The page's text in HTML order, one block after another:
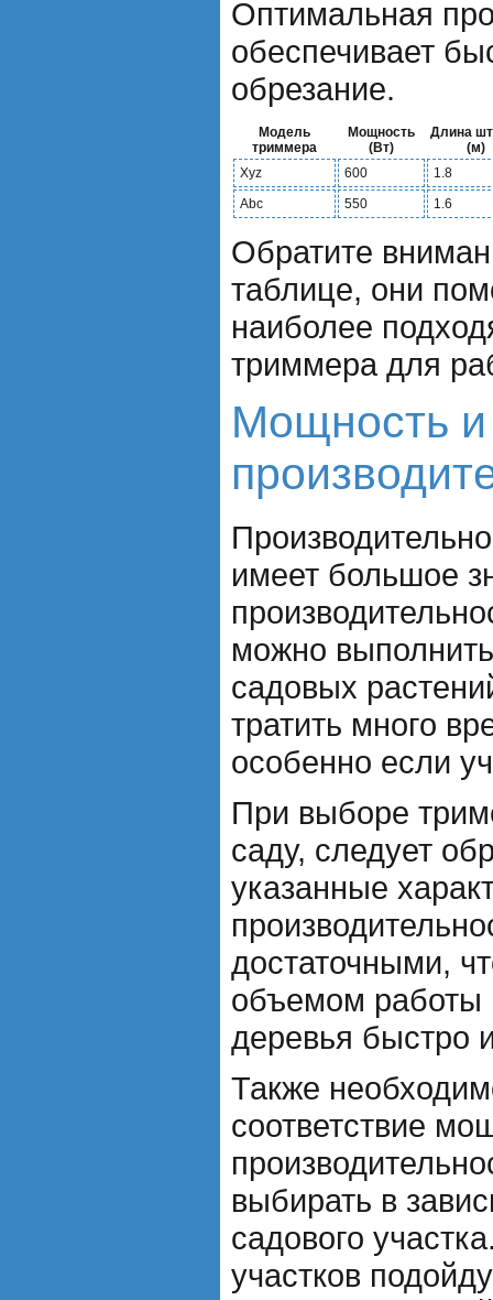
Оптимальная
обеспечивает
обрезание.
Модель
триммера
Мощность
(Вт)
Длина
(м)
Xyz
600
1.8
Abc
550 1.6
Обратите
таблице, они
наиболее
триммера для
Мощность и
имеет большое
можно
садовых
тратить много
особенно если
При выборе
саду, следует
указанные
достаточными,
объемом работы
деревья быстро
Также
соответствие
выбирать в
садового
участков